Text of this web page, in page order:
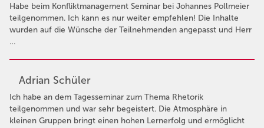
Habe beim Konfliktmanagement Seminar bei Johannes Pollmeier
teilgenommen. Ich kann es nur weiter empfehlen! Die Inhalte
wurden auf die Wünsche der Teilnehmenden angepasst und Herr
…
Adrian Schüler
Ich habe an dem Tagesseminar zum Thema Rhetorik
teilgenommen und war sehr begeistert. Die Atmosphäre in
kleinen Gruppen bringt einen hohen Lernerfolg und ermöglicht